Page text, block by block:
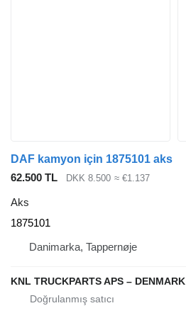
DAF kamyon için 1875101 aks
62.500 TL
DKK 8.500 ≈ €1.137
Aks
1875101
Danimarka, Tappernøje
KNL TRUCKPARTS APS – DENMARK